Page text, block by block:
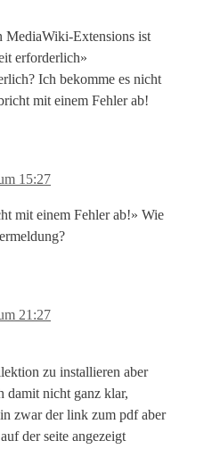
MediaWiki-Extensions ist
erforderlich»
Ich bekomme es nicht
mit einem Fehler ab!
15:27
mit einem Fehler ab!» Wie
21:27
zu installieren aber
damit nicht ganz klar,
zwar der link zum pdf aber
der seite angezeigt